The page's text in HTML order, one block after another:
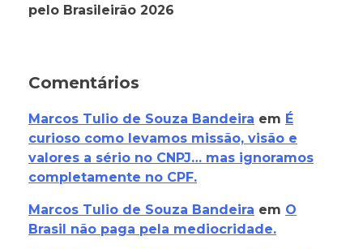
pelo Brasileirão 2026
Comentários
Marcos Tulio de Souza Bandeira em É
curioso como levamos missão, visão e
valores a sério no CNPJ… mas ignoramos
completamente no CPF.
Marcos Tulio de Souza Bandeira em O
Brasil não paga pela mediocridade.